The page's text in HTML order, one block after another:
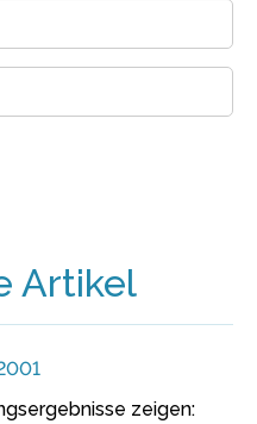
Artikel
zeigen: